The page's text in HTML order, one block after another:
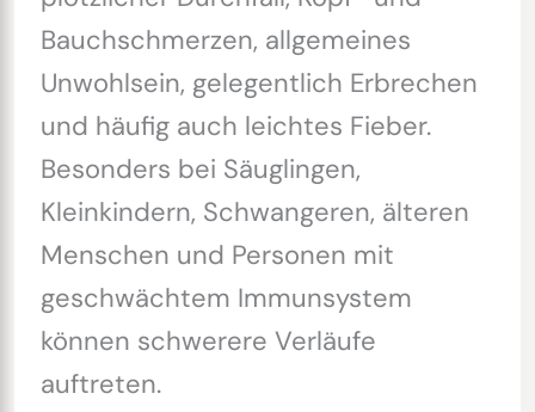
Bauchschmerzen, allgemeines
Unwohlsein, gelegentlich Erbrechen
und häufig auch leichtes Fieber.
Besonders bei Säuglingen,
Kleinkindern, Schwangeren, älteren
Menschen und Personen mit
geschwächtem Immunsystem
können schwerere Verläufe
auftreten.